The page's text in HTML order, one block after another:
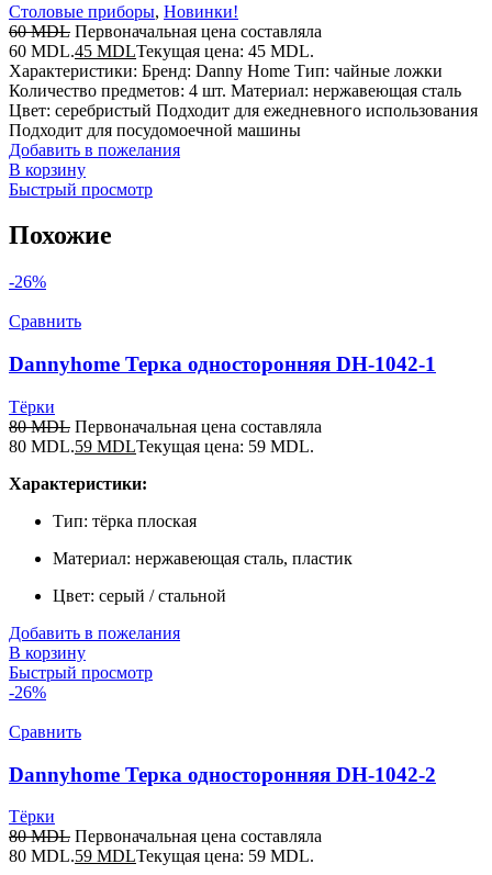
Столовые приборы, Новинки!
60MDL Первоначальная цена составляла
60 MDL.45 MDLТекущая цена: 45 MDL.
Характеристики: Бренд: Danny Home Тип: чайные ложки
Количество предметов: 4 шт. Материал: нержавеющая сталь
Цвет: серебристый Подходит для ежедневного использования
Подходит для посудомоечной машины
Добавить в пожелания
В корзину
Быстрый просмотр
Похожие
-26%
Сравнить
Dannyhome Терка односторонняя DH-1042-1
Тёрки
80MDL Первоначальная цена составляла
80 MDL.59 MDLТекущая цена: 59 MDL.
Характеристики:
Тип: тёрка плоская
Материал: нержавеющая сталь, пластик
Цвет: серый / стальной
Добавить в пожелания
В корзину
Быстрый просмотр
-26%
Сравнить
Dannyhome Терка односторонняя DH-1042-2
Тёрки
80MDL Первоначальная цена составляла
80 MDL.59 MDLТекущая цена: 59 MDL.